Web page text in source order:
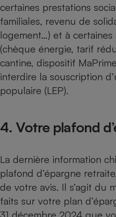
certaines prestations
familiales, revenu de
logement…) et à
(chèque énergie, tarif
cantine, dispositif
interdire la souscription
populaire (LEP).
4. Votre plafond
La dernière information
plafond d’épargne
de votre avis. Il s’agit du
faits sur votre plan